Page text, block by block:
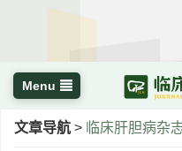
Menu
文章导航 > 临床肝胆病杂